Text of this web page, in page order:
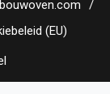
(EU)